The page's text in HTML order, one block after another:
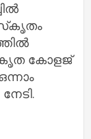
കോളജ്